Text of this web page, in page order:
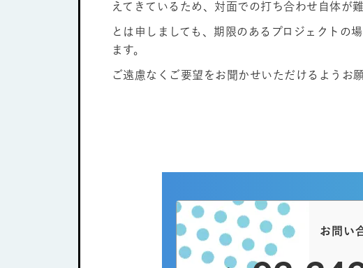
えてきているため、対面での打ち合わせ自体が
とは申しましても、期限のあるプロジェクトの
ます。
ご遠慮なくご要望をお聞かせいただけるようお願
お問い